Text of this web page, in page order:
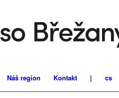
Náš region Kontakt | cs